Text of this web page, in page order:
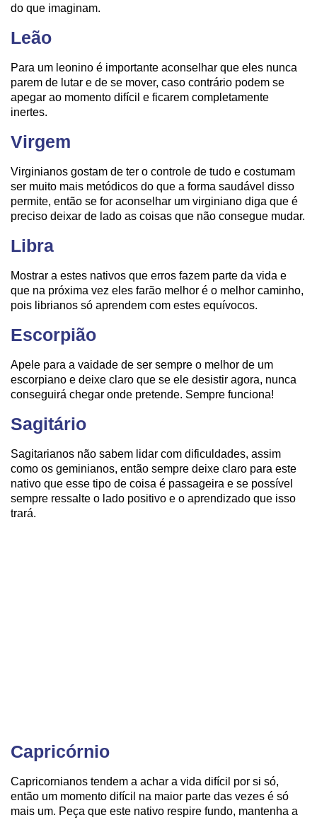
do que imaginam.
Leão
Para um leonino é importante aconselhar que eles nunca
parem de lutar e de se mover, caso contrário podem se
apegar ao momento difícil e ficarem completamente
inertes.
Virgem
Virginianos gostam de ter o controle de tudo e costumam
ser muito mais metódicos do que a forma saudável disso
permite, então se for aconselhar um virginiano diga que é
preciso deixar de lado as coisas que não consegue mudar.
Libra
Mostrar a estes nativos que erros fazem parte da vida e
que na próxima vez eles farão melhor é o melhor caminho,
pois librianos só aprendem com estes equívocos.
Escorpião
Apele para a vaidade de ser sempre o melhor de um
escorpiano e deixe claro que se ele desistir agora, nunca
conseguirá chegar onde pretende. Sempre funciona!
Sagitário
Sagitarianos não sabem lidar com dificuldades, assim
como os geminianos, então sempre deixe claro para este
nativo que esse tipo de coisa é passageira e se possível
sempre ressalte o lado positivo e o aprendizado que isso
trará.
Capricórnio
Capricornianos tendem a achar a vida difícil por si só,
então um momento difícil na maior parte das vezes é só
mais um. Peça que este nativo respire fundo, mantenha a